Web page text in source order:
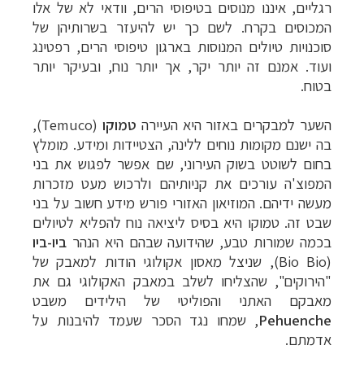
רגליים, איננו מנוסים בטיפוסי הרים, וודאי לא של אלו
המכוסיםבקרח. לשם כך יש להיעזר בשרותיהן של
סוכנויות טיולים המנוסות בארגון טיפוסי הרים, רפטינג
ועוד. אמנם זה יותר יקר, אך יותר נוח, ובעיקר יותר
בטוח.
השער למבקרים באזור היא העיירה טמוקו (
Temuco
),
בה ישנם מקומות נוחים ללינה, הצטיידות ומידע. מומלץ
בחום לשוטט בשוק העירוני, שם אפשר לפגוש את בני
המפוצ'ה עורכים את קניותיהם ולרכוש מעט מזכרות
מעשה ידיהם. המוזיאון האזורי פורש מידע חשוב על בני
שבט זה. טמוקו היא בסיס ליציאה נוח להפליא לטיולים
בכמה שמורות טבע, שהידועה שבהם היא הנהר ביו-ביו
(
Bio Bio), שניצל מאסון אקולוגי הודות למאבק של
"הירוקים", שהצליחו לשלב במאבק האקולוגי גם את
מאבקם האתני והפוליטי של הילידים משבט
Pehuenche, שמחו נגד הסכר שעמד להיבנות על
אדמתם.